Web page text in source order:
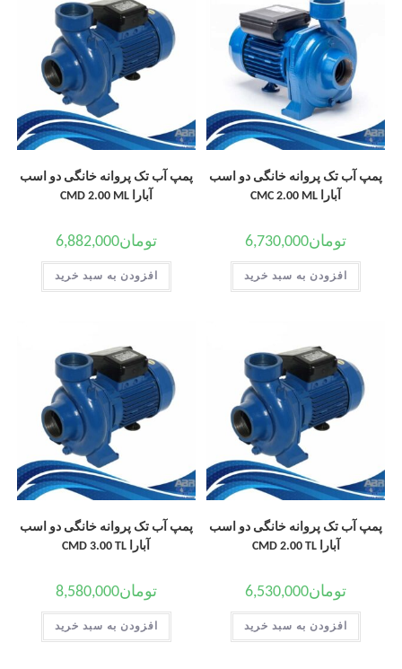
پمپ آب تک پروانه خانگی دو اسب
آبارا CMC 2.00 ML
تومان6,730,000
افزودن به سبد خرید
پمپ آب تک پروانه خانگی دو اسب
آبارا CMD 2.00 ML
تومان6,882,000
افزودن به سبد خرید
پمپ آب تک پروانه خانگی دو اسب
آبارا CMD 2.00 TL
تومان6,530,000
افزودن به سبد خرید
پمپ آب تک پروانه خانگی دو اسب
آبارا CMD 3.00 TL
تومان8,580,000
افزودن به سبد خرید